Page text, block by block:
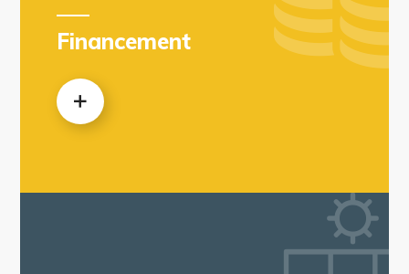
Financement